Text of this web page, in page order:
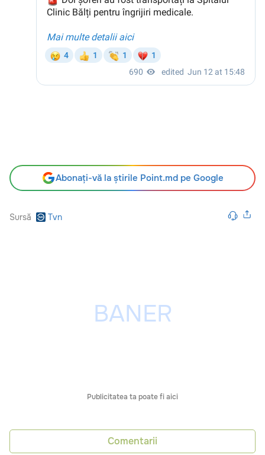
Abonați-vă la știrile Point.md pe Google
Sursă Tvn
Publicitatea ta poate fi aici
Comentarii